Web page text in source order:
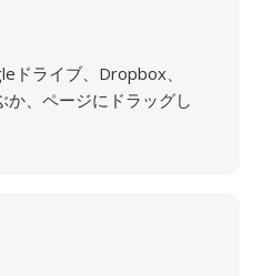
ドライブ、Dropbox、
か、ページにドラッグし